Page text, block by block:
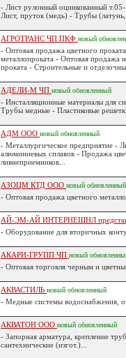
- Лист рулонный оцинкованный
Лист, пруток (медь) - Трубы (латунь,
АГРОТРАНС ЧП ПКФ новый
- Оптовая продажа цветного
металлопроката - Оптовая продажа
проката - Строительные и
АДЕЛИ-М ЧП новый обновленный
- Инсталляционные материалы для
Трубы медные - Пластиковые
АДМ ООО новый обновленный
- Металлургическое предприятие -
алюминиевых сплавов - Продажа
ливнеприемников...
АЗОЦМ КТД ООО новый обновленный
- Оптовая продажа цветного
АЙ-ЭМ-АЙ ИНТЕРНЕШНЛ
- Оборудование для вторичных
АКАРИ-ГРУПП ЧП новый
- Оптовая торговля черным и
АКВАСТИЛЬ новый обновленный
- Медные системы водоснабжения,
АКВАТОН ООО новый обновленный
- Запорная арматура, крепление
сантехнические (изгот.)...